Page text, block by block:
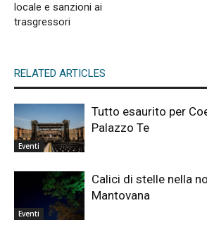
locale e sanzioni ai
trasgressori
RELATED ARTICLES
Eventi
Tutto esaurito per
Palazzo Te
Eventi
Calici di stelle nella
Mantovana